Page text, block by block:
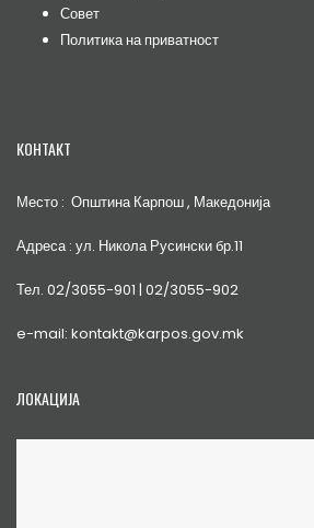
Совет
Политика на приватност
КОНТАКТ
Место : Општина Карпош , Македонија
Адреса : ул. Никола Русински бр.11
Тел. 02/3055-901 | 02/3055-902
e-mail: kontakt@karpos.gov.mk
ЛОКАЦИЈА